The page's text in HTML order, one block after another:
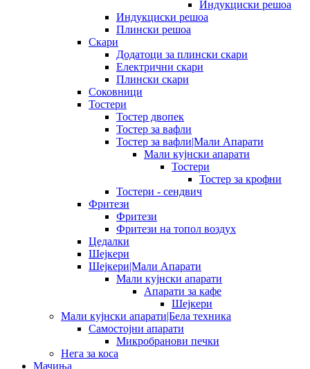
Индукциски решоа
Индукциски решоа
Плински решоа
Скари
Додатоци за плински скари
Електрични скари
Плински скари
Соковници
Тостери
Тостер двопек
Тостер за вафли
Тостер за вафли|Мали Апарати
Мали кујнски апарати
Тостери
Тостер за крофни
Тостери - сендвич
Фритези
Фритези
Фритези на топол воздух
Цедалки
Шејкери
Шејкери|Мали Апарати
Мали кујнски апарати
Апарати за кафе
Шејкери
Мали кујнски апарати|Бела техника
Самостојни апарати
Микробранови печки
Нега за коса
Мачиња